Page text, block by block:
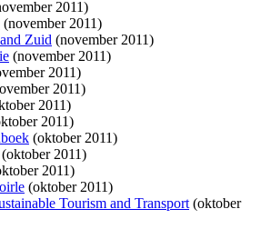
2011)
(november 2011)
Zuid (november 2011)
(november 2011)
2011)
2011)
2011)
2011)
(oktober 2011)
(oktober 2011)
2011)
(oktober 2011)
Tourism and Transport(oktober